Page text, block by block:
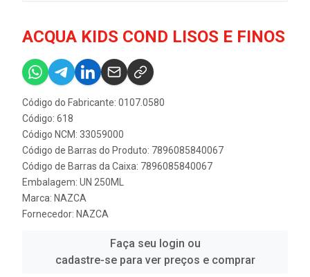
ACQUA KIDS COND LISOS E FINOS
Código do Fabricante: 0107.0580
Código: 618
Código NCM: 33059000
Código de Barras do Produto: 7896085840067
Código de Barras da Caixa: 7896085840067
Embalagem: UN 250ML
Marca: NAZCA
Fornecedor: NAZCA
Faça seu login ou
cadastre-se para ver preços e comprar